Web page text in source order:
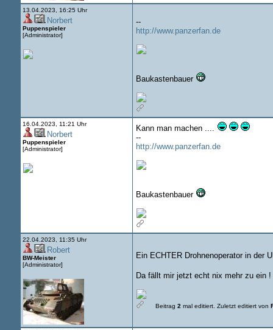
13.04.2023, 16:25 Uhr
Norbert
Puppenspieler
[Administrator]
--
http://www.panzerfan.de
Baukastenbauer
16.04.2023, 11:21 Uhr
Norbert
Puppenspieler
[Administrator]
Kann man machen ....
--
http://www.panzerfan.de
Baukastenbauer
22.04.2023, 11:35 Uhr
Robert
BW-Meister
[Administrator]
Ein ECHTER Drohnenoperator in der
Da fällt mir jetzt echt nix mehr zu ein
Beitrag2 mal editiert.Zuletzt editiert von